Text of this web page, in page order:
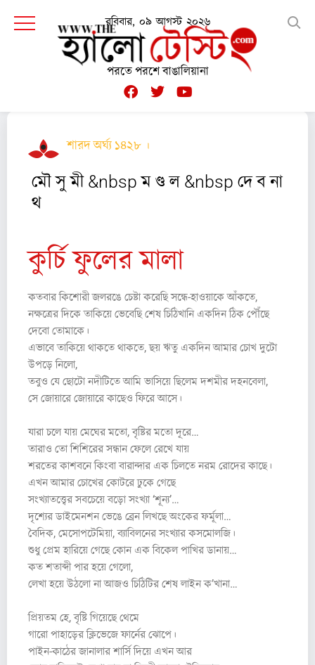
রবিবার, ০৯ আগস্ট ২০২৬
পরতে পরশে বাঙালিয়ানা
শারদ অর্ঘ্য ১৪২৮ ।
মৌ সু মী &nbsp ম ণ্ড ল &nbsp দে ব না
থ
কুর্চি ফুলের মালা
কতবার কিশোরী জলরঙে চেষ্টা করেছি সন্ধে-হাওয়াকে আঁকতে,
নক্ষত্রের দিকে তাকিয়ে ভেবেছি শেষ চিঠিখানি একদিন ঠিক পৌঁছে
দেবো তোমাকে।
এভাবে তাকিয়ে থাকতে থাকতে, ছয় ঋতু একদিন আমার চোখ দুটো
উপড়ে নিলো,
তবুও যে ছোটো নদীটিতে আমি ভাসিয়ে ছিলেম দশমীর দহনবেলা,
সে জোয়ারে জোয়ারে কাছেও ফিরে আসে।
যারা চলে যায় মেঘের মতো, বৃষ্টির মতো দূরে…
তারাও তো শিশিরের সন্ধান ফেলে রেখে যায়
শরতের কাশবনে কিংবা বারান্দার এক চিলতে নরম রোদের কাছে।
এখন আমার চোখের কোটরে ঢুকে গেছে
সংখ্যাতত্ত্বের সবচেয়ে বড়ো সংখ্যা ‘শূন্য’…
দৃশ্যের ডাইমেনশন ভেঙে ব্রেন লিখছে অংকের ফর্মূলা…
বৈদিক, মেসোপটেমিয়া, ব্যাবিলনের সংখ্যার কসমোলজি।
শুধু প্রেম হারিয়ে গেছে কোন এক বিকেল পাখির ডানায়…
কত শতাব্দী পার হয়ে গেলো,
লেখা হয়ে উঠলো না আজও চিঠিটির শেষ লাইন ক’খানা…
প্রিয়তম হে, বৃষ্টি গিয়েছে থেমে
গারো পাহাড়ের ক্লিভেজে ফার্নের ঝোপে।
পাইন-কাঠের জানালার শার্সি দিয়ে এখন আর